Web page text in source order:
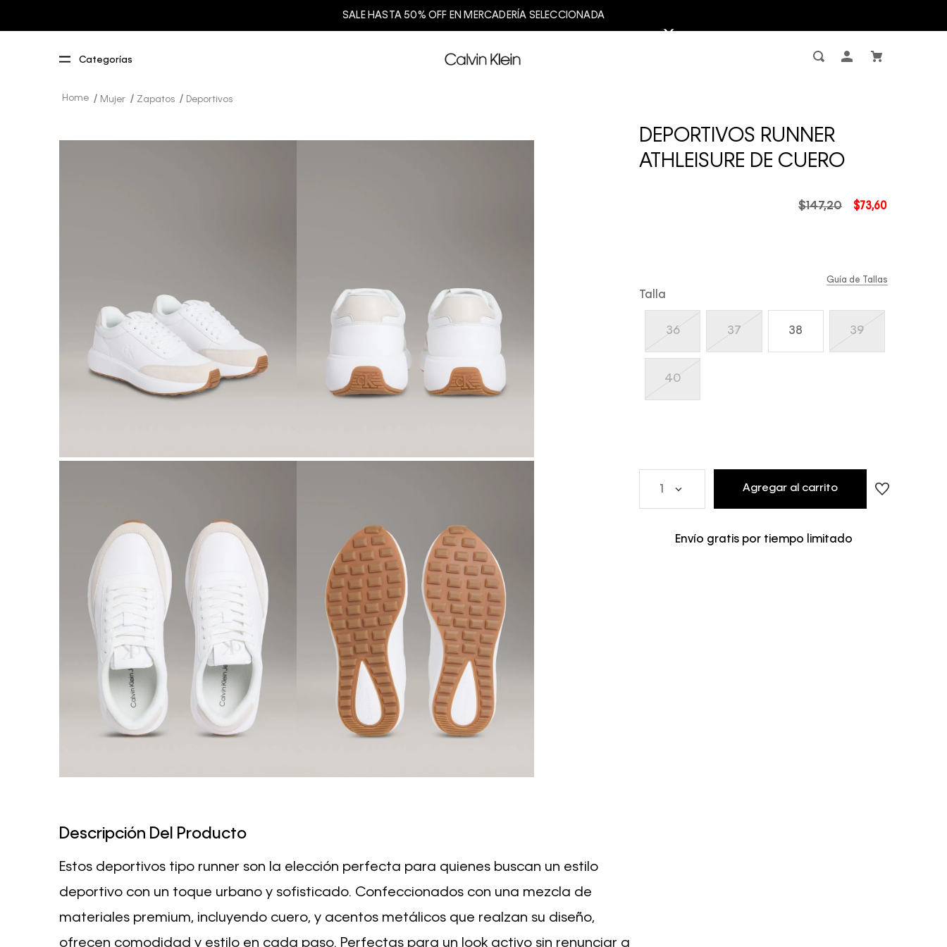
SALE HASTA 50% OFF EN MERCADERÍA SELECCIONADA
Mujer Zapatos Deportivos
DEPORTIVOS RUNNER
ATHLEISURE DE CUERO
$73,60
$147,20
Talla
36 37 38 39
40
Guía de Tallas
Agregar al carrito
Envío gratis por tiempo limitado
Descripción Del Producto
Estos deportivos tipo runner son la elección perfecta para quienes buscan un estilo
deportivo con un toque urbano y sofisticado. Confeccionados con una mezcla de
materiales premium, incluyendo cuero, y acentos metálicos que realzan su diseño,
ofrecen comodidad y estilo en cada paso. Perfectas para un look activo sin renunciar a